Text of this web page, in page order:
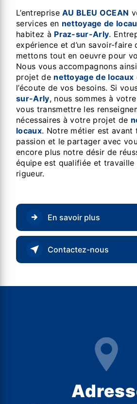
L’entrepriseAU BLEU OCEAN
services en nettoyage de
habitez à Praz-sur-Arly.
expérience et d’un savoir-faire
mettons tout en oeuvre pour
Nous vous accompagnons
projet de nettoyage de locaux
l’écoute de vos besoins. Si
sur-Arly, nous sommes à
vous transmettre les
nécessaires à votre projet de
locaux. Notre métier est avant
passion et le partager avec
encore plus notre désir de
équipe est qualifiée et
rigueur.
En savoir plus
Contactez-nous